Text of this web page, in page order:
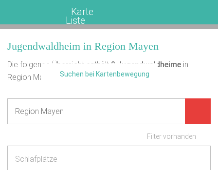
Karte
Liste
Jugendwaldheim in Region Mayen
Die folgende Übersicht enthält 0 Jugendwaldheime in
Region Mayen.
Filter vorhanden
Schlafplätze
Suchen bei Kartenbewegung